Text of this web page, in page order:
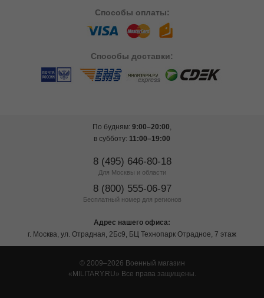
Способы оплаты:
Способы доставки:
По будням: 9:00–20:00,
в субботу: 11:00–19:00
8 (495) 646-80-18
Для Москвы и области
8 (800) 555-06-97
Бесплатный номер для регионов
Адрес нашего офиса:
г. Москва, ул. Отрадная, 2Бс9, БЦ Технопарк Отрадное, 7 этаж
© 2009–2026 Военный магазин
MILITARY.RU
Все права защищены.